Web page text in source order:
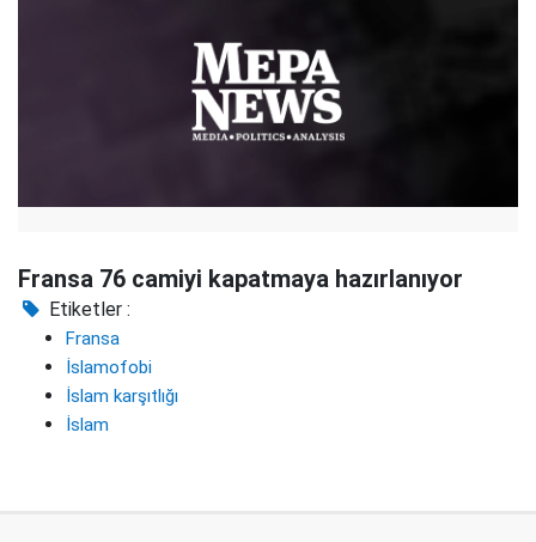
Fransa 76 camiyi kapatmaya hazırlanıyor
Etiketler :
Fransa
İslamofobi
İslam karşıtlığı
İslam